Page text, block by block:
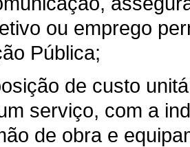
ou emprego
Pública;
de custo
serviço, com a
de obra e